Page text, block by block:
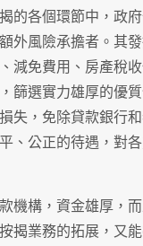
的各個環節中，政
外風險承擔者。其
減免費用、房產稅
篩選實力雄厚的優
失，免除貸款銀行
、公正的待遇，對
機構，資金雄厚，
揭業務的拓展，又